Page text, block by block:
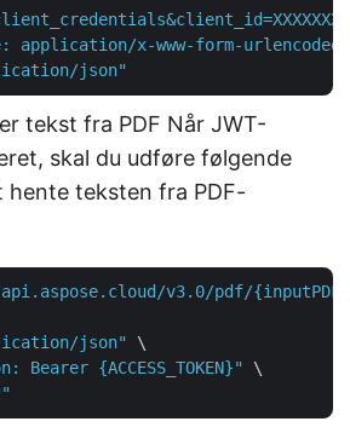
application/x-www-form-urlencoded"
json"
tekst fra PDF Når JWT-
skal du udføre følgende
teksten fra PDF-
v3.0/pdf/{inputPDF}/
json"
\
{ACCESS_TOKEN}"
\